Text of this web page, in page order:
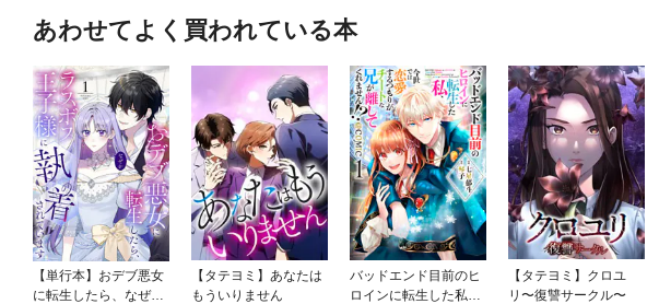
あわせてよく買われている本
【単行本】おデブ悪女
に転生したら、なぜか
【タテヨミ】あなたは
もういりません
バッドエンド目前のヒ
ロインに転生した私、
【タテヨミ】クロユ
リ〜復讐サークル〜